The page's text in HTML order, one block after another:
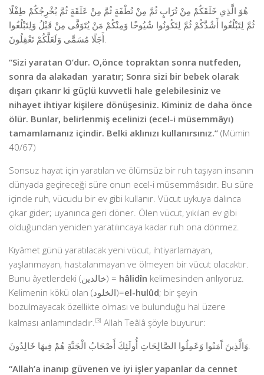
هُوَ الَّذِي خَلَقَكُمْ مِنْ تُرَابٍ ثُمَّ مِنْ نُطْفَةٍ ثُمَّ مِنْ عَلَقَةٍ ثُمَّ يُخْرِجُكُمْ طِفْلًا
ثُمَّ لِتَبْلُغُوا أَشُدَّكُمْ ثُمَّ لِتَكُونُوا شُيُوخًا وَمِنْكُمْ مَنْ يُتَوَفَّى مِنْ قَبْلُ وَلِتَبْلُغُوا
أَجَلًا مُسَمًّى وَلَعَلَّكُمْ تَعْقِلُونَ.
“Sizi yaratan O’dur. O,önce topraktan sonra nutfeden,
sonra da alakadan yaratır; Sonra sizi bir bebek olarak
dışarı çıkarır ki güçlü kuvvetli hale gelebilesiniz ve
nihayet ihtiyar kişilere dönüşesiniz. Kiminiz de daha önce
ölür. Bunlar, belirlenmiş ecelinizi (ecel-i müsemmâyı)
tamamlamanız içindir. Belki aklınızı kullanırsınız.” (Mümin
40/67)
Sonsuz hayat için yaratılan ve ölümsüz bir ruh taşıyan insanın
dünyada geçireceği süre onun ecel-i müsemmâsıdır. Bu süre
içinde ruh, vücudu bir ev gibi kullanır. Vücut uykuya dalınca
çıkar gider; uyanınca geri döner. Ölen vücut, yıkılan ev gibi
olduğundan yeniden yaratılıncaya kadar ruh ona dönmez.
Kıyâmet günü yaratılacak yeni vücut, ihtiyarlamayan,
yaşlanmayan, hastalanmayan ve ölmeyen bir vücut olacaktır.
Bunu âyetlerdeki (خالدين) = hâlidîn kelimesinden anlıyoruz.
Kelimenin kökü olan (الخلود)=el-hulûd; bir şeyin
bozulmayacak özellikte olması ve bulunduğu hal üzere
kalması anlamındadır.[3] Allah Teâlâ şöyle buyurur:
وَالَّذِينَ آَمَنُوا وَعَمِلُوا الصَّالِحَاتِ أُولَئِكَ أَصْحَابُ الْجَنَّةِ هُمْ فِيهَا خَالِدُونَ.
“Allah’a inanıp güvenen ve iyi işler yapanlar da cennet